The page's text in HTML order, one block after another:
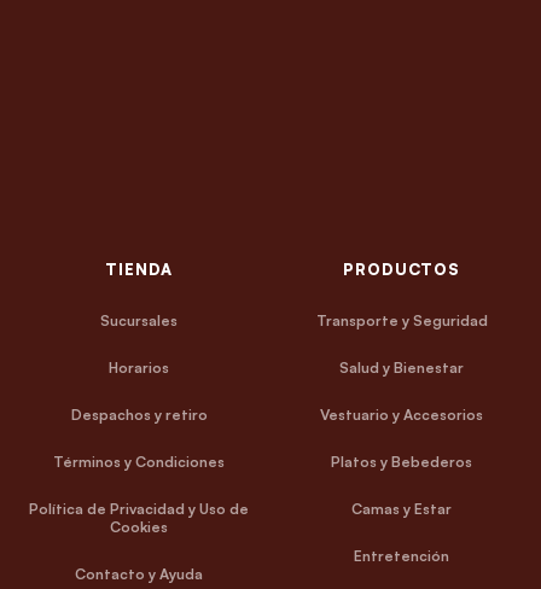
TIENDA
Sucursales
Horarios
Despachos y retiro
Términos y Condiciones
Política de Privacidad y Uso de
Cookies
Contacto y Ayuda
PRODUCTOS
Transporte y Seguridad
Salud y Bienestar
Vestuario y Accesorios
Platos y Bebederos
Camas y Estar
Entretención